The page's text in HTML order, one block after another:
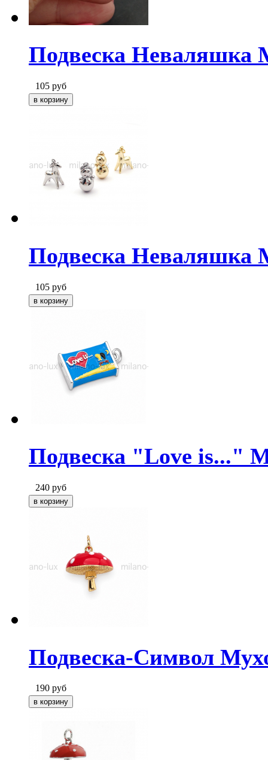
Подвеска Неваляшка
105 руб
Подвеска Неваляшка
105 руб
Подвеска "Love is..."
240 руб
Подвеска-Символ
190 руб